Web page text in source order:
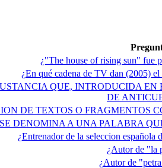
¿"The house of rising sun" fue
¿En qué cadena de TV dan (2005)
QUE, INTRODUCIDA
DE
DE TEXTOS O FRAGMENTOS
DENOMINA A UNA PALABRA
¿Entrenador de la seleccion española
¿Autor de "la
¿Autor de